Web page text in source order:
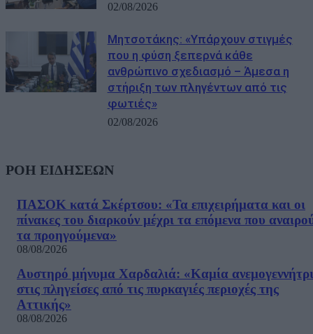
02/08/2026
Μητσοτάκης: «Υπάρχουν στιγμές
που η φύση ξεπερνά κάθε
ανθρώπινο σχεδιασμό – Άμεσα η
στήριξη των πληγέντων από τις
φωτιές»
02/08/2026
ΡΟΗ ΕΙΔΗΣΕΩΝ
ΠΑΣΟΚ κατά Σκέρτσου: «Τα επιχειρήματα και οι
πίνακες του διαρκούν μέχρι τα επόμενα που
τα προηγούμενα»
08/08/2026
Αυστηρό μήνυμα Χαρδαλιά: «Καμία
στις πληγείσες από τις πυρκαγιές περιοχές της
Αττικής»
08/08/2026